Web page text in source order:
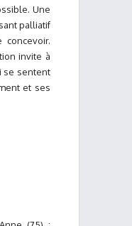
Une
palliatif
invite à
se sentent
et ses